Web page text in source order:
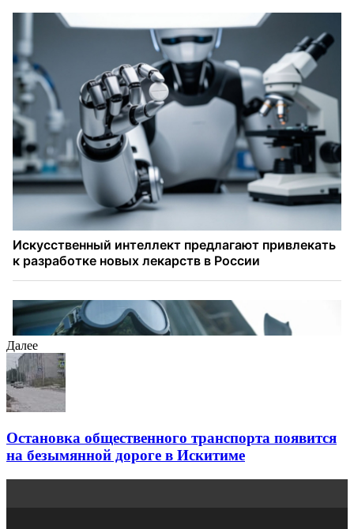
Далее
Остановка общественного транспорта появится
на безымянной дороге в Искитиме